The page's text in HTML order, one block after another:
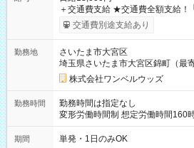
＋交通費支給 ★交通費全額支給！ ┗案件により規定あり ★日払
いOK！（規定あり） ┗働いたそ
ンビニATMから 日払い分を引き落とせます！
交通費別途支給あり
勤務地
さいたま市大宮区
埼玉県さいたま市大宮区錦町（最
株式会社ワンベルウッズ
勤務時間
勤務時間は指定なし
変形労働時間制 想定労働時間160時間/月 【シフト例】
～21：00
期間 単発・1日のみOK